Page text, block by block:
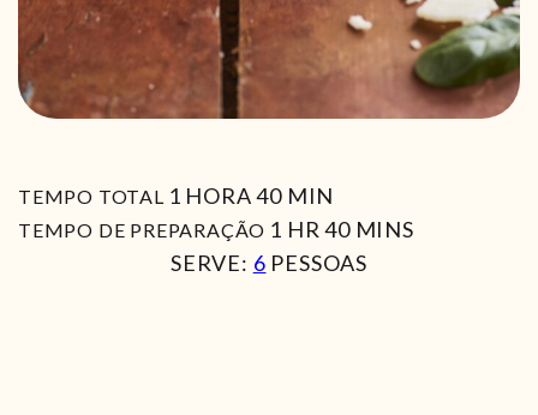
TEMPO TOTAL 1 HORA
HORA 40MIN
MIN
TEMPO DE PREPARAÇÃO 1 HORA
HR 40MIN
MINS
SERVE: 6 PESSOAS